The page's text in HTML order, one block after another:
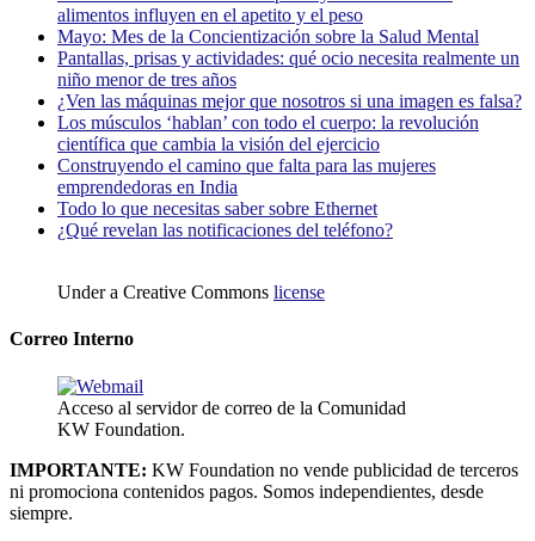
alimentos influyen en el apetito y el peso
Mayo: Mes de la Concientización sobre la Salud Mental
Pantallas, prisas y actividades: qué ocio necesita realmente un
niño menor de tres años
¿Ven las máquinas mejor que nosotros si una imagen es falsa?
Los músculos ‘hablan’ con todo el cuerpo: la revolución
científica que cambia la visión del ejercicio
Construyendo el camino que falta para las mujeres
emprendedoras en India
Todo lo que necesitas saber sobre Ethernet
¿Qué revelan las notificaciones del teléfono?
Under a Creative Commons license
Correo Interno
Acceso al servidor de correo de la Comunidad
KW Foundation.
IMPORTANTE: KW Foundation no vende publicidad de terceros
ni promociona contenidos pagos. Somos independientes, desde
siempre.